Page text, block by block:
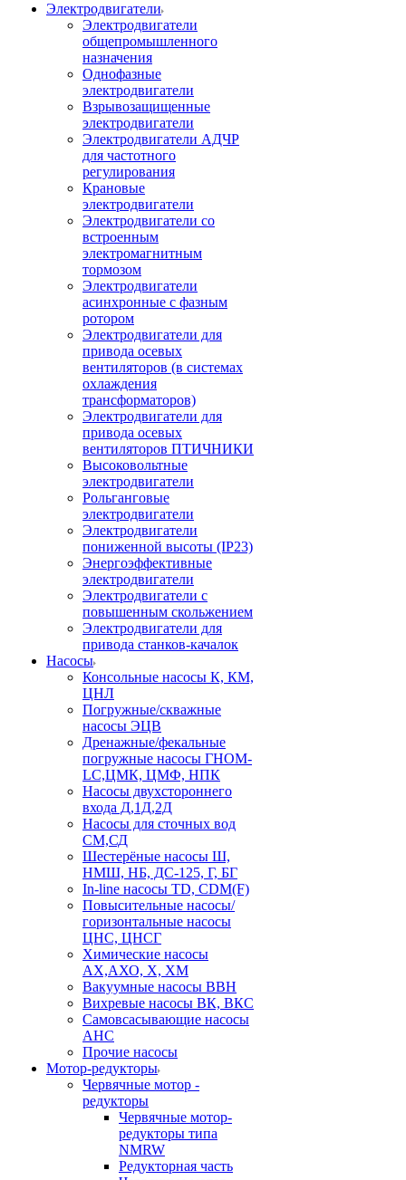
Электродвигатели
Электродвигатели
общепромышленного
назначения
Однофазные
электродвигатели
Взрывозащищенные
электродвигатели
Электродвигатели АДЧР
для частотного
регулирования
Крановые
электродвигатели
Электродвигатели со
встроенным
электромагнитным
тормозом
Электродвигатели
асинхронные с фазным
ротором
Электродвигатели для
привода осевых
вентиляторов (в системах
охлаждения
трансформаторов)
Электродвигатели для
привода осевых
вентиляторов ПТИЧНИКИ
Высоковольтные
электродвигатели
Рольганговые
электродвигатели
Электродвигатели
пониженной высоты (IP23)
Энергоэффективные
электродвигатели
Электродвигатели с
повышенным скольжением
Электродвигатели для
привода станков-качалок
Насосы
Консольные насосы К, КМ,
ЦНЛ
Погружные/скважные
насосы ЭЦВ
Дренажные/фекальные
погружные насосы ГНОМ-
LC,ЦМК, ЦМФ, НПК
Насосы двухстороннего
входа Д,1Д,2Д
Насосы для сточных вод
СМ,СД
Шестерёные насосы Ш,
НМШ, НБ, ДС-125, Г, БГ
In-line насосы TD, CDM(F)
Повысительные насосы/
горизонтальные насосы
ЦНС, ЦНСГ
Химические насосы
АХ,АХО, Х, ХМ
Вакуумные насосы ВВН
Вихревые насосы ВК, ВКС
Самовсасывающие насосы
АНС
Прочие насосы
Мотор-редукторы
Червячные мотор -
редукторы
Червячные мотор-
редукторы типа
NMRW
Редукторная часть